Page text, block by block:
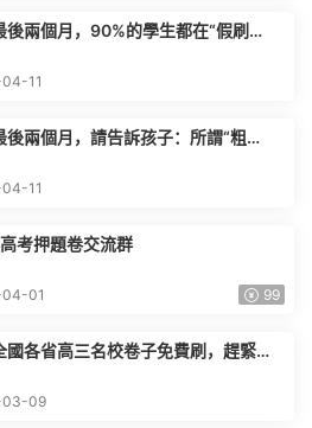
後兩個月，90%的學生都在“假刷
11
後兩個月，請告訴孩子：所謂“粗
11
考押題卷交流群
01 99
國各省高三名校卷子免費刷，趕緊掃
03-09